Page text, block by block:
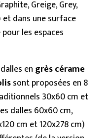
Greige, Grey,
et dans une surface
les espaces
en grès cérame
sont proposées en 8
30x60 cm et
dalles 60x60 cm,
cm et 120x278 cm)